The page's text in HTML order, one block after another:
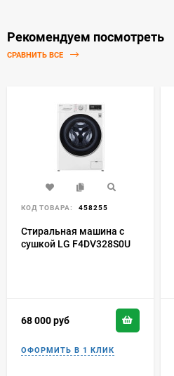
Рекомендуем посмотреть
СРАВНИТЬ ВСЕ
КОД ТОВАРА: 458255
Стиральная машина с
сушкой LG F4DV328S0U
68 000руб